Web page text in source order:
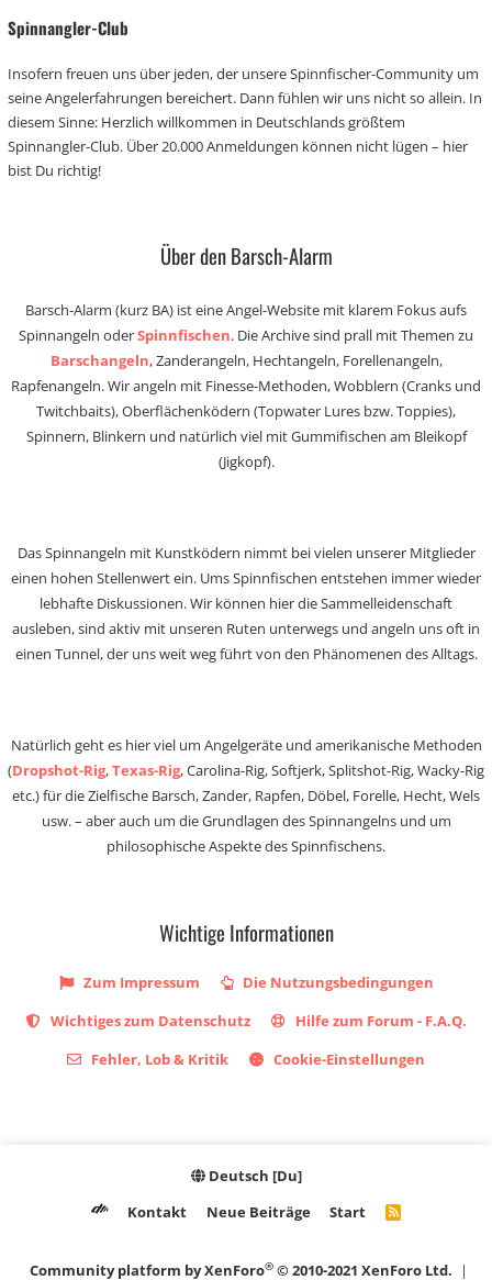
Spinnangler-Club
Insofern freuen uns über jeden, der unsere Spinnfischer-Community um
seine Angelerfahrungen bereichert. Dann fühlen wir uns nicht so allein. In
diesem Sinne: Herzlich willkommen in Deutschlands größtem
Spinnangler-Club. Über 20.000 Anmeldungen können nicht lügen – hier
bist Du richtig!
Über den Barsch-Alarm
Barsch-Alarm (kurz BA) ist eine Angel-Website mit klarem Fokus aufs
Spinnangeln oderSpinnfischen. Die Archive sind prall mit Themen zu
Barschangeln, Zanderangeln, Hechtangeln, Forellenangeln,
Rapfenangeln. Wir angeln mit Finesse-Methoden, Wobblern (Cranks und
Twitchbaits), Oberflächenködern (Topwater Lures bzw. Toppies),
Spinnern, Blinkern und natürlich viel mit Gummifischen am Bleikopf
(Jigkopf).
Das Spinnangeln mit Kunstködern nimmt bei vielen unserer Mitglieder
einen hohen Stellenwert ein. Ums Spinnfischen entstehen immer wieder
lebhafte Diskussionen. Wir können hier die Sammelleidenschaft
ausleben, sind aktiv mit unseren Ruten unterwegs und angeln uns oft in
einen Tunnel, der uns weit weg führt von den Phänomenen des Alltags.
Natürlich geht es hier viel um Angelgeräte und amerikanische Methoden
(Dropshot-Rig,Texas-Rig, Carolina-Rig, Softjerk, Splitshot-Rig, Wacky-Rig
etc.) für die Zielfische Barsch, Zander, Rapfen, Döbel, Forelle, Hecht, Wels
usw. – aber auch um die Grundlagen des Spinnangelns und um
philosophische Aspekte des Spinnfischens.
Wichtige Informationen
Zum Impressum
Die Nutzungsbedingungen
Wichtiges zum Datenschutz
Hilfe zum Forum - F.A.Q.
Fehler, Lob & Kritik
Cookie-Einstellungen
Deutsch [Du]
Kontakt
Neue Beiträge Start
R
Community platform by XenForo® © 2010-2021 XenForo Ltd. |